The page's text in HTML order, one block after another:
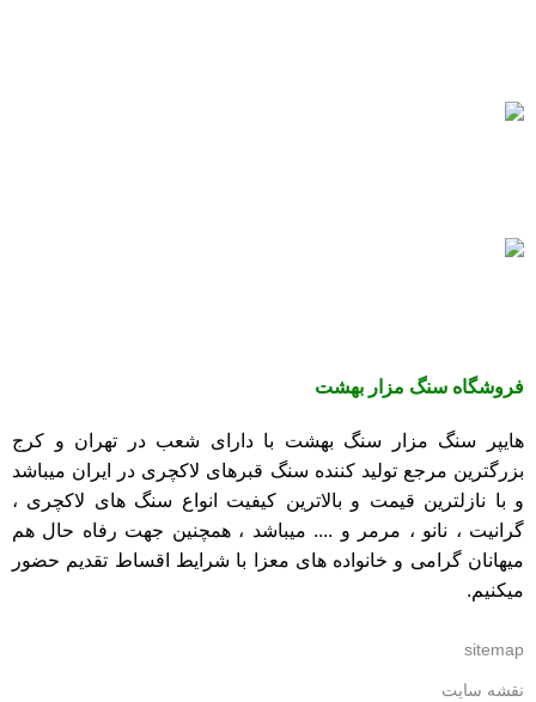
فروشگاه سنگ مزار بهشت
هایپر سنگ مزار سنگ بهشت با دارای شعب در تهران و کرج
بزرگترین مرجع تولید کننده سنگ قبرهای لاکچری در ایران میباشد
و با نازلترین قیمت و بالاترین کیفیت انواع سنگ های لاکچری ،
گرانیت ، نانو ، مرمر
و .... میباشد ، همچنین جهت رفاه حال هم
میهانان گرامی و خانواده های معزا با شرایط اقساط تقدیم حضور
میکنیم.
sitemap
نقشه سایت